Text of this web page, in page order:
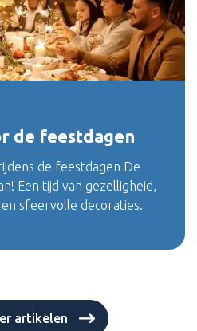
de feestdagen
de feestdagen De
Een tijd van gezelligheid,
sfeervolle decoraties.
artikelen